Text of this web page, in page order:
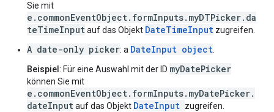
Sie mit
e.commonEventObject.formInputs.myDTPicker.da
teTimeInputauf das Objekt DateTimeInput zugreifen.
A date-only picker: a DateInput object
Beispiel : Für eine Auswahl mit der ID myDatePicker
können Sie mit
e.commonEventObject.formInputs.myDatePicker.
dateInputauf das Objekt DateInput zugreifen.